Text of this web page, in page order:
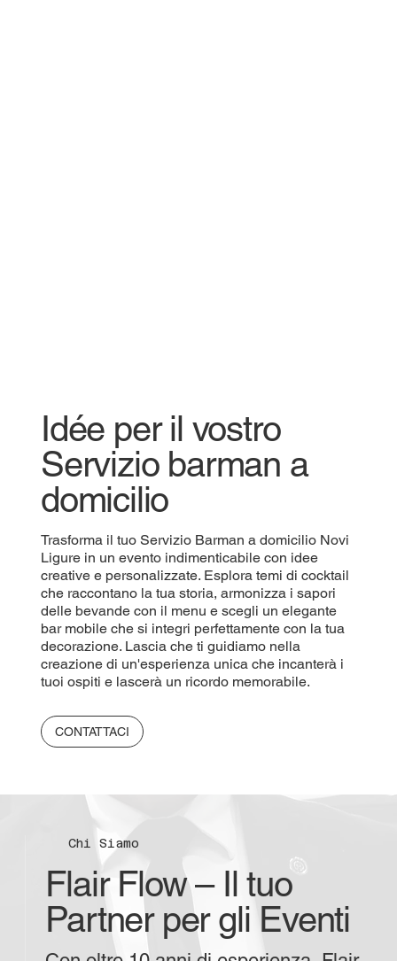
Idée per il vostro
Servizio barman a
domicilio
Trasforma il tuo Servizio Barman a domicilio Novi
Ligure in un evento indimenticabile con idee
creative e personalizzate. Esplora temi di cocktail
che raccontano la tua storia, armonizza i sapori
delle bevande con il menu e scegli un elegante
bar mobile che si integri perfettamente con la tua
decorazione. Lascia che ti guidiamo nella
creazione di un'esperienza unica che incanterà i
tuoi ospiti e lascerà un ricordo memorabile.
CONTATTACI
Chi Siamo
Flair Flow – Il tuo
Partner per gli Eventi